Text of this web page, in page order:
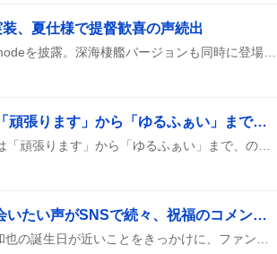
、夏仕様で提督歓喜の声続出
10連休が始まる明日へ、みんな「頑張ります」から「ゆるふぁい」までワクワクの声
大橋和也誕生日にファン熱狂、会いたい声がSNSで続々、祝福のコメントが溢れる